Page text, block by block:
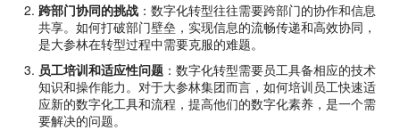
跨部门协同的挑战 ：数字化转型往往需要跨部门的协作和信息
共享。如何打破部门壁垒，实现信息的流畅传递和高效协同，
是大参林在转型过程中需要克服的难题。
员工培训和适应性问题 ：数字化转型需要员工具备相应的技术
知识和操作能力。对于大参林集团而言，如何培训员工快速适
应新的数字化工具和流程，提高他们的数字化素养，是一个需
要解决的问题。